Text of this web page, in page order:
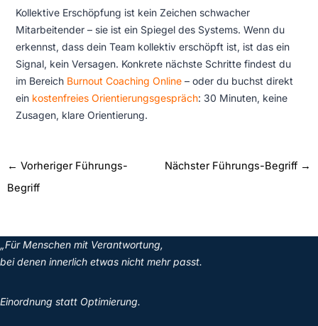
Kollektive Erschöpfung ist kein Zeichen schwacher
Mitarbeitender – sie ist ein Spiegel des Systems. Wenn du
erkennst, dass dein Team kollektiv erschöpft ist, ist das ein
Signal, kein Versagen. Konkrete nächste Schritte findest du
im Bereich Burnout Coaching Online– oder du buchst direkt
ein kostenfreies Orientierungsgespräch: 30 Minuten, keine
Zusagen, klare Orientierung.
← Vorheriger Führungs-
Begriff
Nächster Führungs-Begriff →
„Für Menschen mit Verantwortung,
bei denen innerlich etwas nicht mehr passt.
Einordnung statt Optimierung.